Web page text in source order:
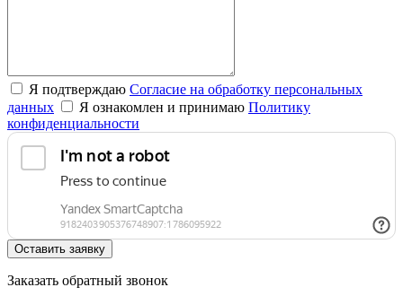
Я подтверждаю Согласие на обработку персональных
данных
Я ознакомлен и принимаю Политику
конфиденциальности
Оставить заявку
Заказать обратный звонок